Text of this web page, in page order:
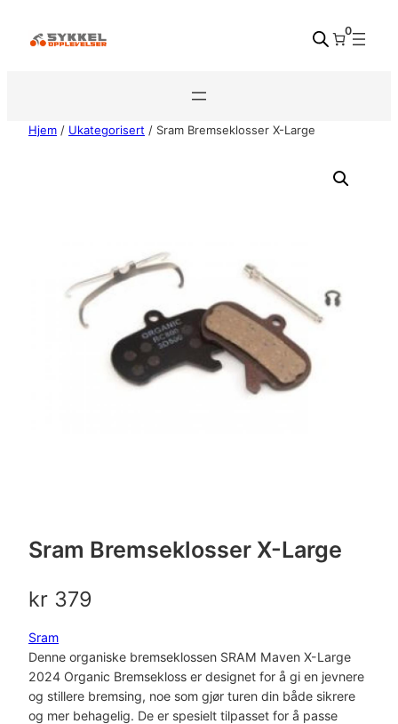
0
Hjem / Ukategorisert / Sram Bremseklosser X-Large
Sram Bremseklosser X-Large
kr 379
Sram
Denne organiske bremseklossen SRAM Maven X-Large
2024 Organic Bremsekloss er designet for å gi en jevnere
og stillere bremsing, noe som gjør turen din både sikrere
og mer behagelig. De er spesielt tilpasset for å passe